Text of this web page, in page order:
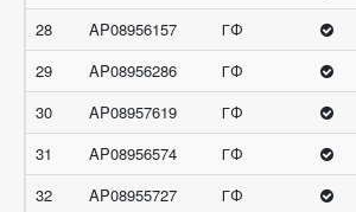
28
AP08956157 ГФ
29
AP08956286 ГФ
30
AP08957619 ГФ
31
AP08956574 ГФ
32
AP08955727 ГФ